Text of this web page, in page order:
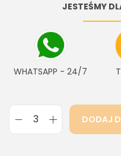
JESTEŚMY
WHATSAPP - 24/7
DODAJ